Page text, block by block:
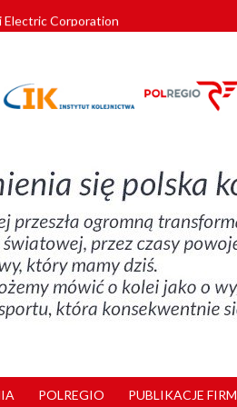
Corporation
EZT
Łatwiejsze dojazdy do pracy i szkoły
POLREGIO PUBLIKACJE FIRM